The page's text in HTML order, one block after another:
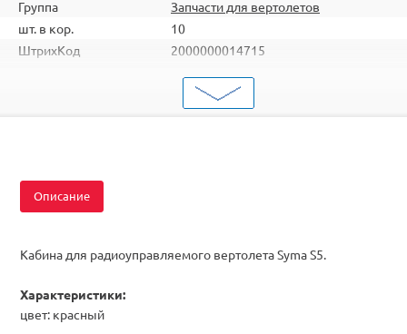
Группа
Запчасти для вертолетов
шт. в кор.
10
ШтрихКод
2000000014715
Детали и механизмы
Описание
Кабина для радиоуправляемого вертолета Syma S5.
Характеристики:
цвет: красный